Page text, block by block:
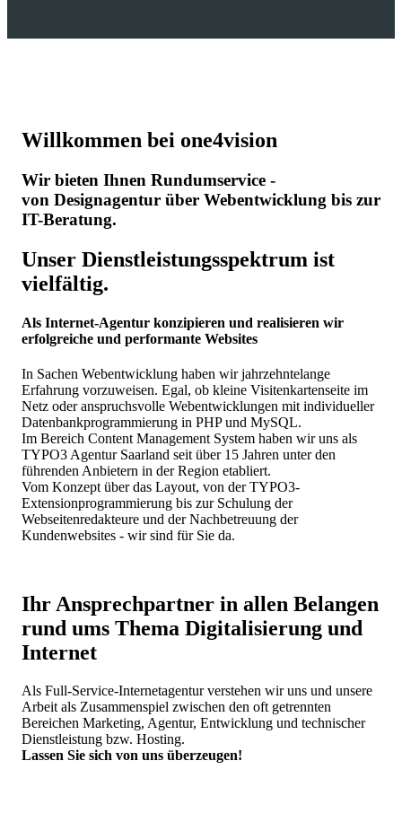
Willkommen bei one4vision
Wir bieten Ihnen Rundumservice -
von Designagentur über Webentwicklung bis zur
IT-Beratung.
Unser Dienstleistungsspektrum ist
vielfältig.
Als Internet-Agentur konzipieren und realisieren wir
erfolgreiche und performante Websites
In Sachen Webentwicklung haben wir jahrzehntelange
Erfahrung vorzuweisen. Egal, ob kleine Visitenkartenseite im
Netz oder anspruchsvolle Webentwicklungen mit individueller
Datenbankprogrammierung in PHP und MySQL.
Im Bereich Content Management System haben wir uns als
TYPO3 Agentur Saarland seit über 15 Jahren unter den
führenden Anbietern in der Region etabliert.
Vom Konzept über das Layout, von der TYPO3-
Extensionprogrammierung bis zur Schulung der
Webseitenredakteure und der Nachbetreuung der
Kundenwebsites - wir sind für Sie da.
Ihr Ansprechpartner in allen Belangen
rund ums Thema Digitalisierung und
Internet
Als Full-Service-Internetagentur verstehen wir uns und unsere
Arbeit als Zusammenspiel zwischen den oft getrennten
Bereichen Marketing, Agentur, Entwicklung und technischer
Dienstleistung bzw. Hosting.
Lassen Sie sich von uns überzeugen!